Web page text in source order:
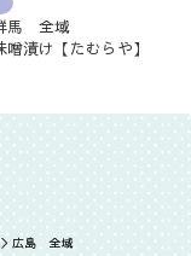
馬 全域
漬け【たむらや】
＞広島 全域